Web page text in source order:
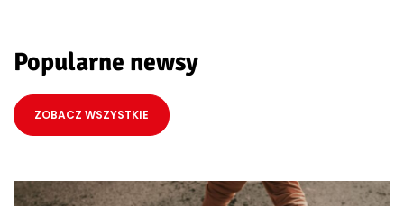
Popularne newsy
ZOBACZ WSZYSTKIE